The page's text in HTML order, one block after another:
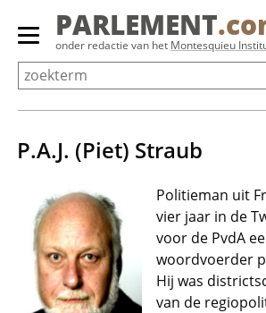
Overslaan
Primair
menu
tonen/verbergen
PARLEMENT
onder redactie van het Montesquieu
P.A.J. (Piet) Straub
Politieman uit
vier jaar in de
voor de PvdA
woordvoerder
Hij was
van de